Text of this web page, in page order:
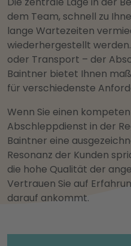
dem Team, schnell zu
lange Wartezeiten
wiederhergestellt
oder Transport – der
Baintner bietet Ihnen
für verschiedenste
Wenn Sie einen
Abschleppdienst in der
Baintner eine
Resonanz der Kunden
die hohe Qualität der
Vertrauen Sie auf
darauf ankommt.